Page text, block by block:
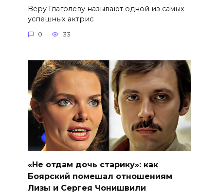
Веру Глаголеву называют одной из самых
успешных актрис
0 33
«Не отдам дочь старику»: как
Боярский помешал отношениям
Лизы и Сергея Чонишвили